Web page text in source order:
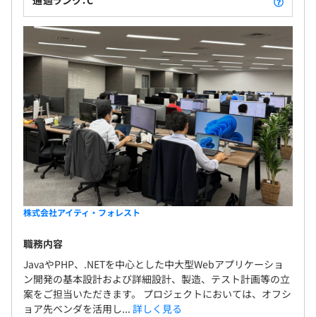
株式会社アイティ・フォレスト
職務内容
JavaやPHP、.NETを中心とした中大型Webアプリケーショ
ン開発の基本設計および詳細設計、製造、テスト計画等の立
案をご担当いただきます。 プロジェクトにおいては、オフシ
ョア先ベンダを活用し... 詳しく見る